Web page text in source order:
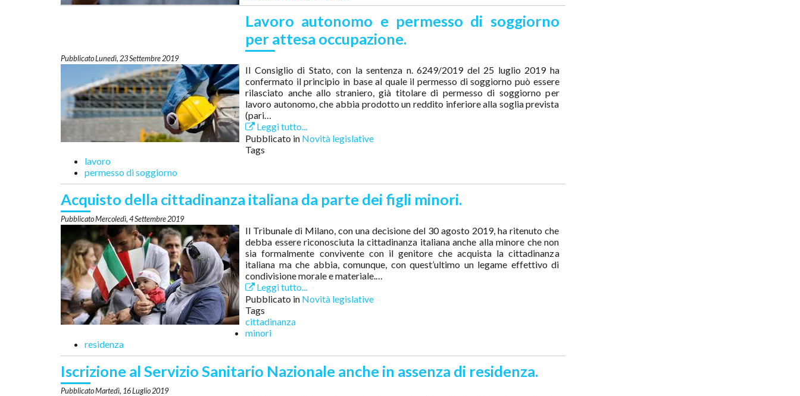
Lavoro autonomo e permesso di soggiorno
per attesa occupazione.
Lunedì, 23 Settembre 2019
Il Consiglio di Stato, con la sentenza n. 6249/2019 del 25 luglio 2019 ha
confermato il principio in base al quale il permesso di soggiorno può essere
rilasciato anche allo straniero, già titolare di permesso di soggiorno per
lavoro autonomo, che abbia prodotto un reddito inferiore alla soglia prevista
(pari…
Leggi tutto...
Pubblicato in Novità legislative
Tags
lavoro
permesso di soggiorno
Acquisto della cittadinanza italiana da parte dei figli minori.
Mercoledì, 4 Settembre 2019
Il Tribunale di Milano, con una decisione del 30 agosto 2019, ha ritenuto che
debba essere riconosciuta la cittadinanza italiana anche alla minore che non
sia formalmente convivente con il genitore che acquista la cittadinanza
italiana ma che abbia, comunque, con quest’ultimo un legame effettivo di
condivisione morale e materiale.…
Leggi tutto...
Pubblicato in Novità legislative
Tags
cittadinanza
minori
residenza
Iscrizione al Servizio Sanitario Nazionale anche in assenza di residenza.
Martedì, 16 Luglio 2019